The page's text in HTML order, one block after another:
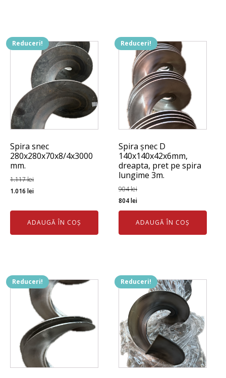
Reduceri!
Spira snec
280x280x70x8/4x3000
mm.
1.117lei
Prețul
a
fost:
1.016 leiPrețul
1.016 lei.
ADAUGĂ ÎN COȘ
Reduceri!
Spira șnec D
140x140x42x6mm,
dreapta, pret pe spira
lungime 3m.
904lei
Prețul
inițial
fost:
804leiPrețul
curent
este:
804 lei.
ADAUGĂ ÎN COȘ
Reduceri! Reduceri!